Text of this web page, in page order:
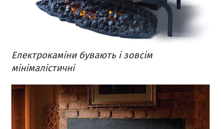
Електрокаміни бувають і зовсім
мінімалістичні